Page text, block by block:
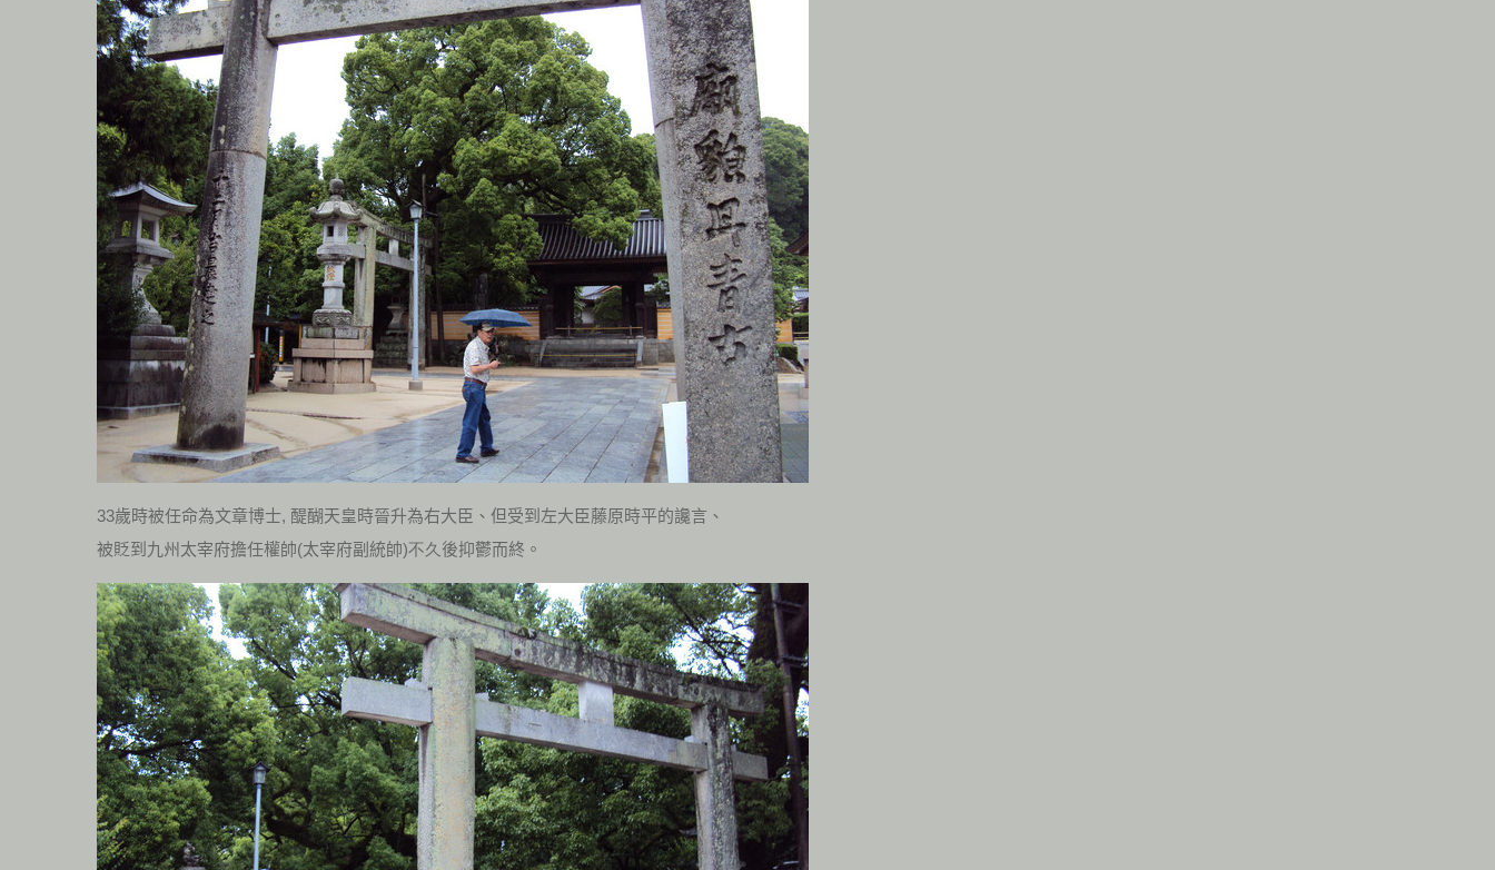
33歲時被任命為文章博士, 醍醐天皇時晉升為右大臣、但受到左大臣藤原時平的讒言、
被貶到九州太宰府擔任權帥(太宰府副統帥)不久 後抑鬱而終。